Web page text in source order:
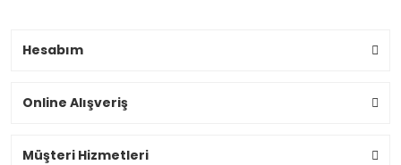
Hesabım
Online Alışveriş
Müşteri Hizmetleri